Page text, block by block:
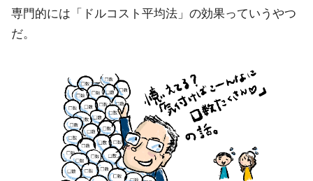
専門的には「ドルコスト平均法」の効果っていうやつ
だ。